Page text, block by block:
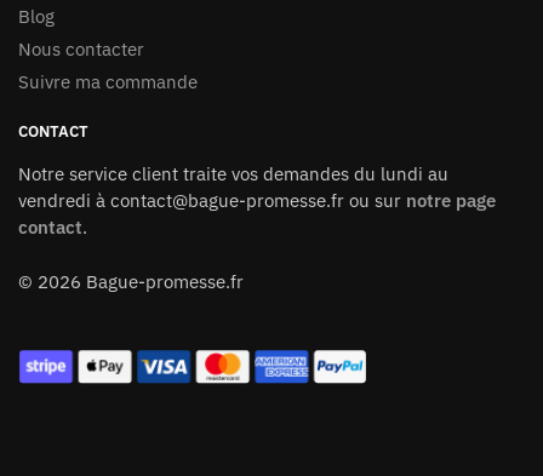
Blog
Nous contacter
Suivre ma commande
CONTACT
Notre service client traite vos demandes du lundi au
vendredi à contact@bague-promesse.fr ou sur notre page
contact.
© 2026 Bague-promesse.fr